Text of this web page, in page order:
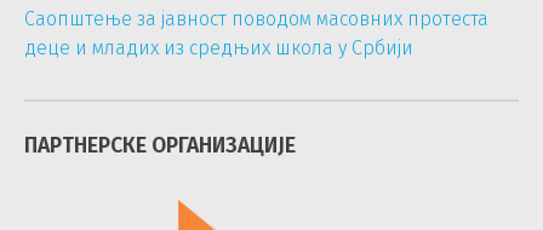
Саопштење за јавност поводом масовних протеста
деце и младих из средњих школа у Србији
ПАРТНЕРСКЕ ОРГАНИЗАЦИЈЕ